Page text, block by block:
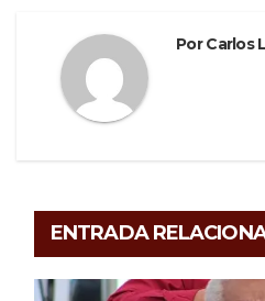
PorCarlos
ENTRADA